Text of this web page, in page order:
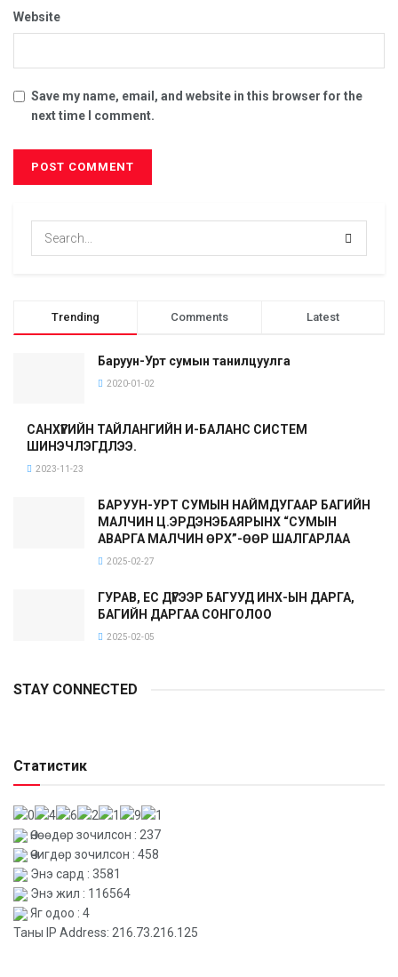
Website
Save my name, email, and website in this browser for the
next time I comment.
Trending Comments Latest
Баруун-Урт сумын танилцуулга
2020-01-02
САНХҮҮГИЙН ТАЙЛАНГИЙН И-БАЛАНС СИСТЕМ
ШИНЭЧЛЭГДЛЭЭ.
2023-11-23
БАРУУН-УРТ СУМЫН НАЙМДУГААР БАГИЙН
МАЛЧИН Ц.ЭРДЭНЭБАЯРЫНХ “СУМЫН
АВАРГА МАЛЧИН ӨРХ”-ӨӨР ШАЛГАРЛАА
2025-02-27
ГУРАВ, ЕС ДҮГЭЭР БАГУУД ИНХ-ЫН ДАРГА,
БАГИЙН ДАРГАА СОНГОЛОО
2025-02-05
STAY CONNECTED
Статистик
Өнөөдөр зочилсон : 237
Өчигдөр зочилсон : 458
Энэ сард : 3581
Энэ жил : 116564
Яг одоо : 4
Таны IP Address: 216.73.216.125